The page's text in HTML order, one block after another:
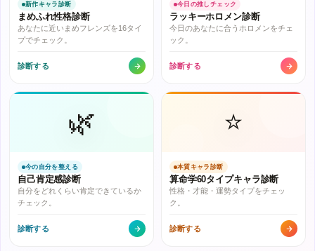
新作キャラ診断
まめふれ性格診断
あなたに近いまめフレンズを16タイ
プでチェック。
診断する
今日の推しチェック
ラッキーホロメン診断
今日のあなたに合うホロメンをチェ
ック。
診断する
🌿
今の自分を整える
自己肯定感診断
自分をどれくらい肯定できているか
チェック。
診断する
⭐
本質キャラ診断
算命学60タイプキャラ診断
性格・才能・運勢タイプをチェッ
ク。
診断する